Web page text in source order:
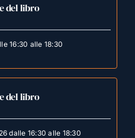
del libro
16:30 alle 18:30
del libro
dalle 16:30 alle 18:30